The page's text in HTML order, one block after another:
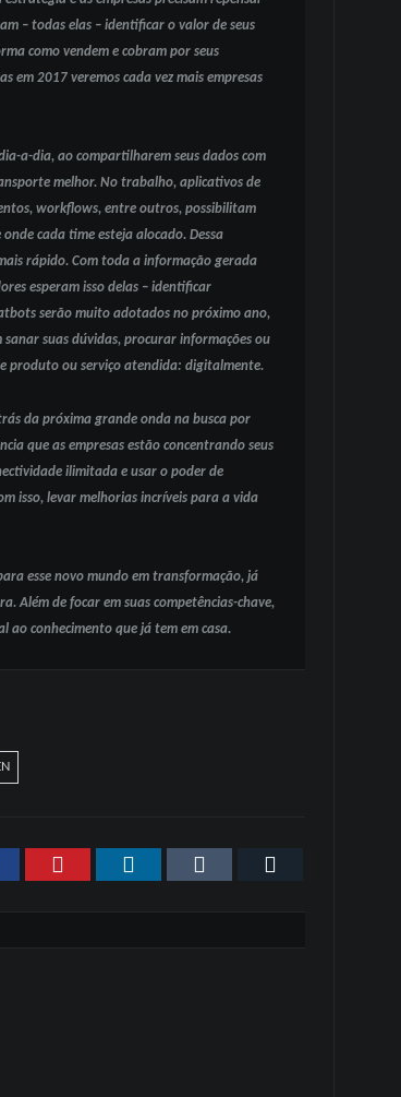
– todas elas – identificar o valor de seus
como vendem e cobram por seus
em 2017 veremos cada vez mais empresas
a-dia, ao compartilharem seus dados com
melhor. No trabalho, aplicativos de
workflows, entre outros, possibilitam
cada time esteja alocado. Dessa
rápido. Com toda a informação gerada
esperam isso delas – identificar
serão muito adotados no próximo ano,
sanar suas dúvidas, procurar informações ou
produto ou serviço atendida: digitalmente.
da próxima grande onda na busca por
que as empresas estão concentrando seus
ilimitada e usar o poder de
isso, levar melhorias incríveis para a vida
esse novo mundo em transformação, já
Além de focar em suas competências-chave,
ao conhecimento que já tem em casa.
Facebook Pinterest LinkedIn Tumblr